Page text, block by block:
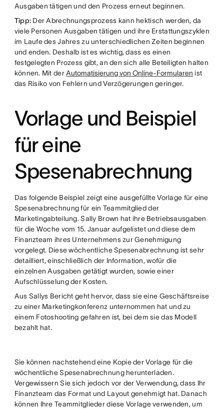
Ausgaben tätigen und den Prozess erneut beginnen.
Tipp: Der Abrechnungsprozess kann hektisch werden, da
viele Personen Ausgaben tätigen und ihre Erstattungszyklen
im Laufe des Jahres zu unterschiedlichen Zeiten beginnen
und enden. Deshalb ist es wichtig, dass es einen
festgelegten Prozess gibt, an den sich alle Beteiligten halten
können. Mit derAutomatisierung von Online-Formularen ist
das Risiko von Fehlern und Verzögerungen geringer.
Vorlage und Beispiel
für eine
Spesenabrechnung
Das folgende Beispiel zeigt eine ausgefüllte Vorlage für eine
Spesenabrechnung für ein Teammitglied der
Marketingabteilung. Sally Brown hat ihre Betriebsausgaben
für die Woche vom 15. Januar aufgelistet und diese dem
Finanzteam ihres Unternehmens zur Genehmigung
vorgelegt. Diese wöchentliche Spesenabrechnung ist sehr
detailliert, einschließlich der Information, wofür die
einzelnen Ausgaben getätigt wurden, sowie einer
Aufschlüsselung der Kosten.
Aus Sallys Bericht geht hervor, dass sie eine Geschäftsreise
zu einer Marketingkonferenz unternommen hat und zu
einem Fotoshooting gefahren ist, bei dem sie das Modell
bezahlt hat.
Sie können nachstehend eine Kopie der Vorlage für die
wöchentliche Spesenabrechnung herunterladen.
Vergewissern Sie sich jedoch vor der Verwendung, dass Ihr
Finanzteam das Format und Layout genehmigt hat. Danach
können Ihre Teammitglieder diese Vorlage verwenden, um